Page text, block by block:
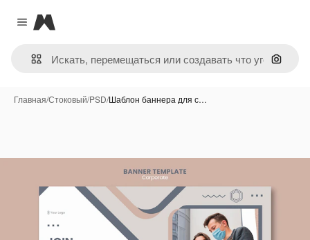
Close menu
Magnific
Поиск
Главная/Стоковый/PSD/Шаблон баннера для с…